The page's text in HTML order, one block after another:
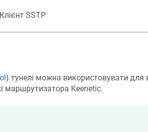
Клієнт SSTP
) тунелі можна використовувати для
маршрутизатора Keenetic.